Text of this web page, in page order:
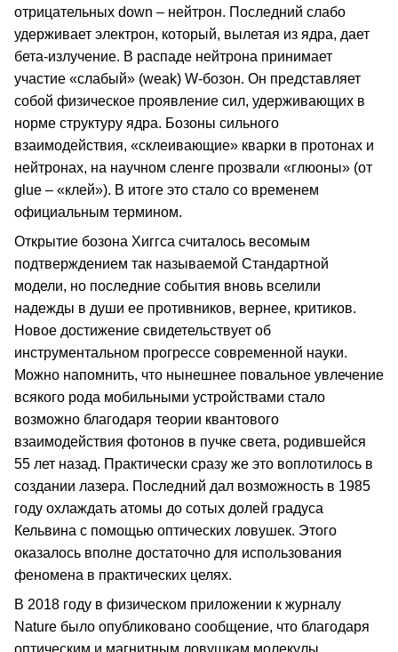
отрицательных down – нейтрон. Последний слабо
удерживает электрон, который, вылетая из ядра, дает
бета-излучение. В распаде нейтрона принимает
участие «слабый» (weak) W-бозон. Он представляет
собой физическое проявление сил, удерживающих в
норме структуру ядра. Бозоны сильного
взаимодействия, «склеивающие» кварки в протонах и
нейтронах, на научном сленге прозвали «глюоны» (от
glue – «клей»). В итоге это стало со временем
официальным термином.
Открытие бозона Хиггса считалось весомым
подтверждением так называемой Стандартной
модели, но последние события вновь вселили
надежды в души ее противников, вернее, критиков.
Новое достижение свидетельствует об
инструментальном прогрессе современной науки.
Можно напомнить, что нынешнее повальное увлечение
всякого рода мобильными устройствами стало
возможно благодаря теории квантового
взаимодействия фотонов в пучке света, родившейся
55 лет назад. Практически сразу же это воплотилось в
создании лазера. Последний дал возможность в 1985
году охлаждать атомы до сотых долей градуса
Кельвина с помощью оптических ловушек. Этого
оказалось вполне достаточно для использования
феномена в практических целях.
В 2018 году в физическом приложении к журналу
Nature было опубликовано сообщение, что благодаря
оптическим и магнитным ловушкам молекулы,